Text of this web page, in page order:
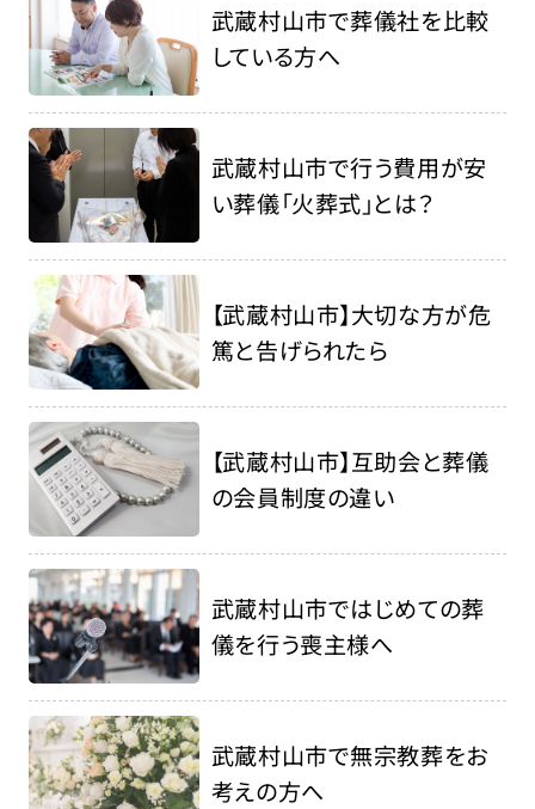
武蔵村山市で葬儀社を比較
している方へ
武蔵村山市で行う費用が安
い葬儀「火葬式」とは？
【武蔵村山市】大切な方が危
篤と告げられたら
【武蔵村山市】互助会と葬儀
の会員制度の違い
武蔵村山市ではじめての葬
儀を行う喪主様へ
武蔵村山市で無宗教葬をお
考えの方へ